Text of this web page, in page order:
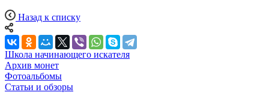
Назад к списку
Школа начинающего искателя
Архив монет
Фотоальбомы
Статьи и обзоры